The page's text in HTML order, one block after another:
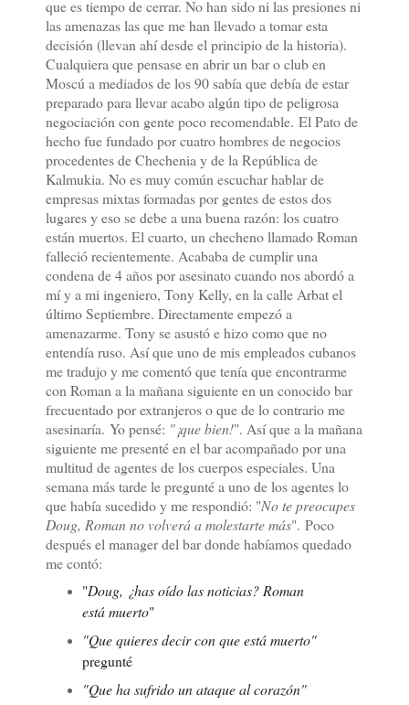
que es tiempo de cerrar. No han sido ni las presiones ni
las amenazas las que me han llevado a tomar esta
decisión (llevan ahí desde el principio de la historia).
Cualquiera que pensase en abrir un bar o club en
Moscú a mediados de los 90 sabía que debía de estar
preparado para llevar acabo algún tipo de peligrosa
negociación con gente poco recomendable. El Pato de
hecho fue fundado por cuatro hombres de negocios
procedentes de Chechenia y de la República de
Kalmukia. No es muy común escuchar hablar de
empresas mixtas formadas por gentes de estos dos
lugares y eso se debe a una buena razón: los cuatro
están muertos. El cuarto, un checheno llamado Roman
falleció recientemente. Acababa de cumplir una
condena de 4 años por asesinato cuando nos abordó a
mí y a mi ingeniero, Tony Kelly, en la calle Arbat el
último Septiembre. Directamente empezó a
amenazarme. Tony se asustó e hizo como que no
entendía ruso. Así que uno de mis empleados cubanos
me tradujo y me comentó que tenía que encontrarme
con Roman a la mañana siguiente en un conocido bar
frecuentado por extranjeros o que de lo contrario me
asesinaría. Yo pensé: "¡que bien!". Así que a la mañana
siguiente me presenté en el bar acompañado por una
multitud de agentes de los cuerpos especiales. Una
semana más tarde le pregunté a uno de los agentes lo
que había sucedido y me respondió: "No te preocupes
Doug, Roman no volverá a molestarte más". Poco
después el manager del bar donde habíamos quedado
me contó:
"Doug, ¿has oído las noticias? Roman
está muerto"
"Que quieres decir con que está muerto"
pregunté
"Que ha sufrido un ataque al corazón"